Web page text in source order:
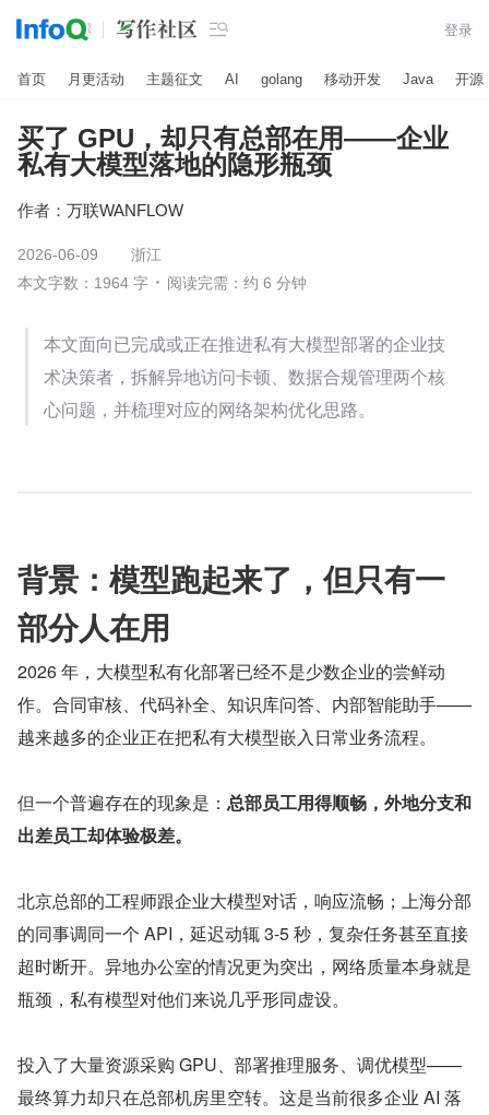
 登录
首页 月更活动 主题征文 AI golang 移动开发 Java 开源
买了 GPU，却只有总部在用——企业
私有大模型落地的隐形瓶颈
作者： 万联WANFLOW
2026-06-09
浙江
本文字数：1964 字
阅读完需：约 6 分钟
本文面向已完成或正在推进私有大模型部署的企业技
术决策者，拆解异地访问卡顿、数据合规管理两个核
心问题，并梳理对应的网络架构优化思路。
背景：模型跑起来了，但只有一
部分人在用
2026 年，大模型私有化部署已经不是少数企业的尝鲜动
作。合同审核、代码补全、知识库问答、内部智能助手——
越来越多的企业正在把私有大模型嵌入日常业务流程。
但一个普遍存在的现象是： 总部员工用得顺畅，外地分支和
出差员工却体验极差。
北京总部的工程师跟企业大模型对话，响应流畅；上海分部
的同事调同一个 API，延迟动辄 3-5 秒，复杂任务甚至直接
超时断开。异地办公室的情况更为突出，网络质量本身就是
瓶颈，私有模型对他们来说几乎形同虚设。
投入了大量资源采购 GPU、部署推理服务、调优模型——
最终算力却只在总部机房里空转。这是当前很多企业 AI 落